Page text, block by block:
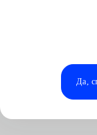
Да,
Замена
сцепления